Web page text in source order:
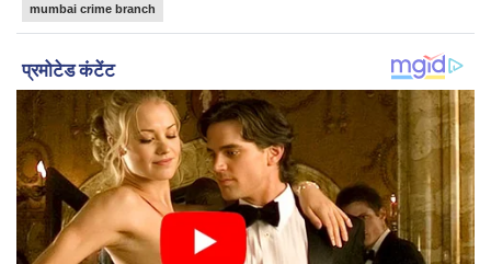
mumbai crime branch